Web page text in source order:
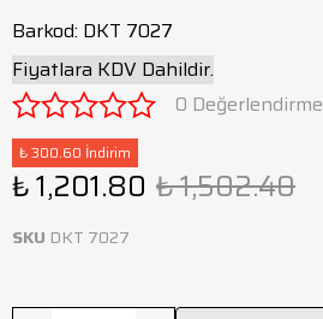
Barkod: DKT 7027
Fiyatlara KDV Dahildir.
0 Değerlendirme
₺ 300.60 İndirim
₺ 1,201.80 ₺ 1,502.40
SKU DKT 7027